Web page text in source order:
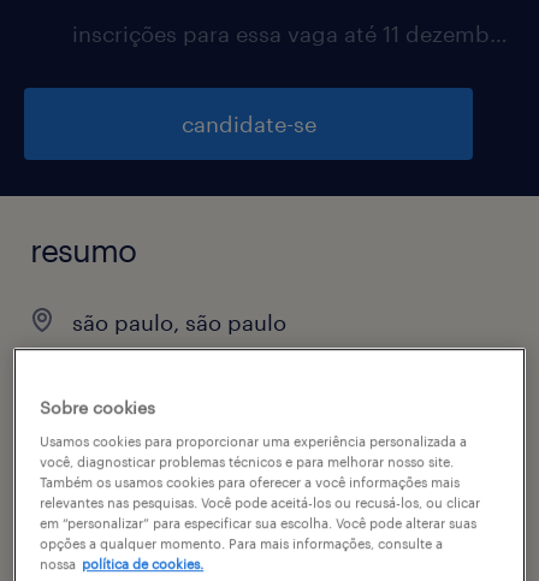
inscrições para essa vaga até 11 dezembro 2026
candidate-se
resumo
são paulo, são paulo
vagas disponíveis
2
especialidade
Sobre cookies
Usamos cookies para proporcionar uma experiência personalizada a
você, diagnosticar problemas técnicos e para melhorar nosso site.
Também os usamos cookies para oferecer a você informações mais
relevantes nas pesquisas. Você pode aceitá-los ou recusá-los, ou clicar
em “personalizar” para especificar sua escolha. Você pode alterar suas
opções a qualquer momento. Para mais informações, consulte a
nossa política de cookies.